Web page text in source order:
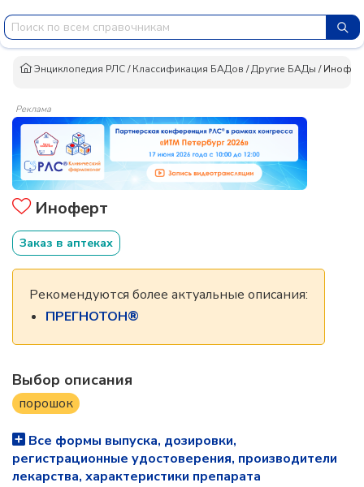
Энциклопедия РЛС/Классификация БАДов /Другие БАДы /
Реклама
Иноферт
Заказ в аптеках
Рекомендуются более актуальные описания:
ПРЕГНОТОН®
Выбор описания
порошок
Все формы выпуска, дозировки,
регистрационные удостоверения, производители
лекарства, характеристики препарата